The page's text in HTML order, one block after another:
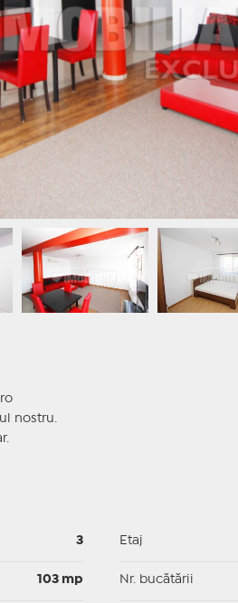
nostru.
3
103 mp
Etaj
Nr. bucătării